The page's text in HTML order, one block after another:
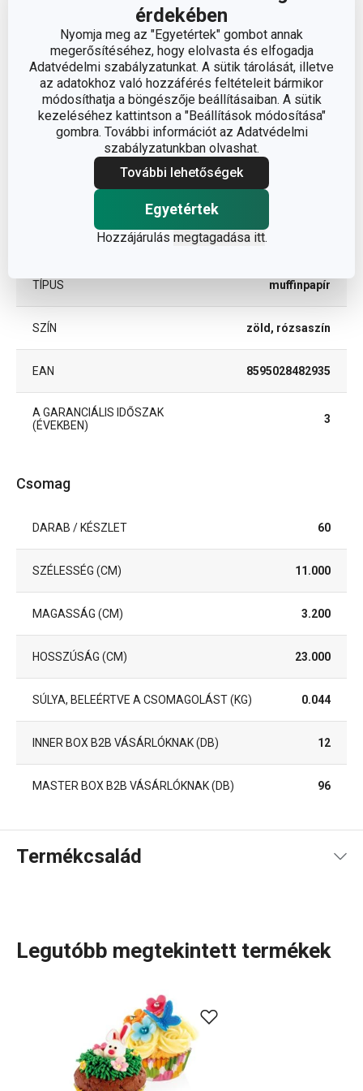
érdekében
Nyomja meg az "Egyetértek" gombot annak
megerősítéséhez, hogy elolvasta és elfogadja
Adatvédelmi szabályzatunkat. A sütik tárolását, illetve
az adatokhoz való hozzáférés feltételeit bármikor
módosíthatja a böngészője beállításaiban. A sütik
kezeléséhez kattintson a "Beállítások módosítása"
gombra. További információt az Adatvédelmi
szabályzatunkban olvashat.
További lehetőségek
Egyetértek
Hozzájárulás megtagadása itt.
ÁTMÉRŐ (CM)
Egyéb paraméterek
ANYAG élelmiszer papír
BESOROLÁS
torta- és sütemény
TERMÉKCSALÁD
TÍPUS muffinpapír
SZÍN zöld, rózsaszín
EAN 8595028482935
A GARANCIÁLIS IDŐSZAK
(ÉVEKBEN)
3
Csomag
DARAB / KÉSZLET 60
SZÉLESSÉG (CM) 11.000
MAGASSÁG (CM) 3.200
HOSSZÚSÁG (CM) 23.000
SÚLYA, BELEÉRTVE A CSOMAGOLÁST (KG) 0.044
INNER BOX B2B VÁSÁRLÓKNAK (DB) 12
MASTER BOX B2B VÁSÁRLÓKNAK (DB) 96
Termékcsalád
Konyhai eszközök, amelyek minden nap megkönnyítik a
munkád? A DELÍCIA termékcsaládban minden sütni
szerető számára tartogatunk valamit: különböző méretű
tepsik, mindenféle alakú, méretű és anyagú
Tortaformák,kuglófsütőéskenyérsütő formák
Legutóbb megtekintett termékek